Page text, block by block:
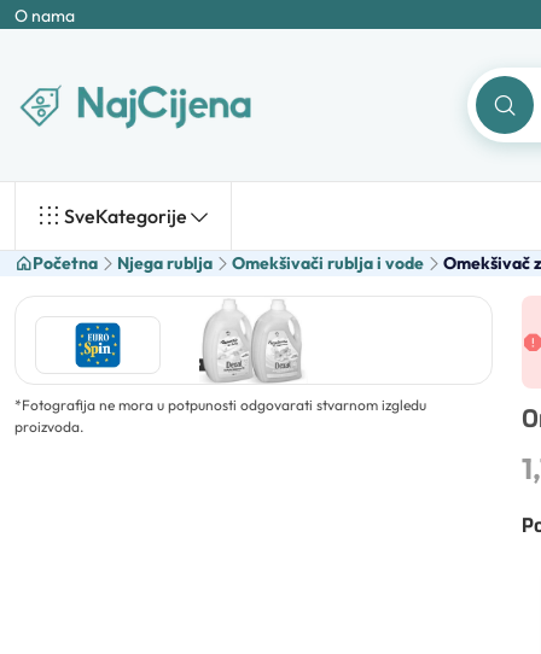
O nama
SveKategorije
Početna Njega rublja Omekšivači rublja i vode Omekšivač
*Fotografija ne mora u potpunosti odgovarati stvarnom izgledu
proizvoda.